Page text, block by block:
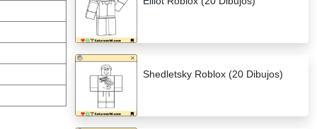
Shedletsky Roblox (20 Dibujos)